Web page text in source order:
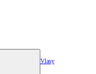
Vlasy